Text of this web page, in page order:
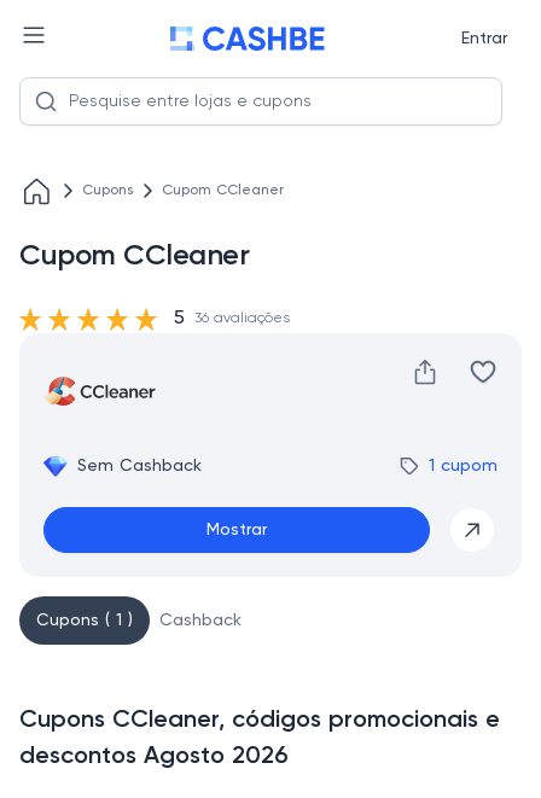
Entrar
Cupons Cupom CCleaner
Cupom CCleaner
Sem Cashback 1 cupom
Mostrar
5 36 avaliações
Cupons ( 1 ) Cashback
Cupons CCleaner, códigos promocionais e
descontos Agosto 2026